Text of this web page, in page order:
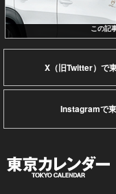
この記
X（旧Twitter）で
Instagramで